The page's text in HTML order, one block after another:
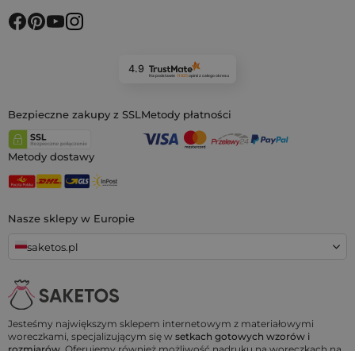
Jesteśmy największym sklepem internetowym z materiałowymi
woreczkami, specjalizującym się w setkach gotowych wzorów i
Nasze sklepy w Europie
saketos.pl
4.9
Na podstawie 11 925opiniiz całego okresu
Bezpieczne zakupy z SSLMetody płatności
Metody dostawy